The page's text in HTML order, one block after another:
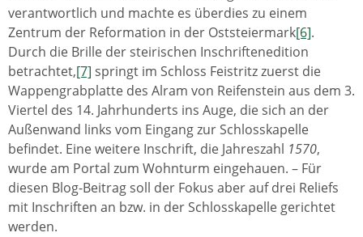
verantwortlich und machte es überdies zu einem
Zentrum der Reformation in der Oststeiermark[6].
Durch die Brille der steirischen Inschriftenedition
betrachtet,[7] springt im Schloss Feistritz zuerst die
Wappengrabplatte des Alram von Reifenstein aus dem 3.
Viertel des 14. Jahrhunderts ins Auge, die sich an der
Außenwand links vom Eingang zur Schlosskapelle
befindet. Eine weitere Inschrift, die Jahreszahl 1570,
wurde am Portal zum Wohnturm eingehauen. – Für
diesen Blog-Beitrag soll der Fokus aber auf drei Reliefs
mit Inschriften an bzw. in der Schlosskapelle gerichtet
werden.